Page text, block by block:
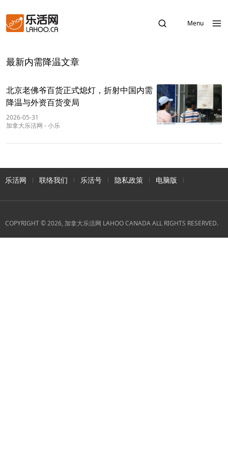
Menu
最新内需降温文章
北京老佛爷百货正式熄灯，折射中国内需
降温与外资百货变局
2026-05-31
加拿大乐活网 -小乐
乐活网 联络我们 乐活号 隐私政策 电脑版
COPYRIGHT © 2026, 加拿大乐活网 LAHOO CANADA ALL RIGHTS RESERVED.